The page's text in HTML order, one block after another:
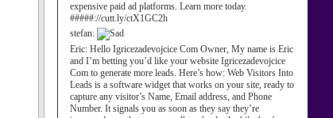
expensive paid ad platforms. Learn more today.
#####://cutt.ly/ctX1GC2h
stefan:
Eric: Hello Igricezadevojcice Com Owner, My name is Eric
and I’m betting you’d like your website Igricezadevojcice
Com to generate more leads. Here’s how: Web Visitors Into
Leads is a software widget that works on your site, ready to
capture any visitor’s Name, Email address, and Phone
Number. It signals you as soon as they say they’re